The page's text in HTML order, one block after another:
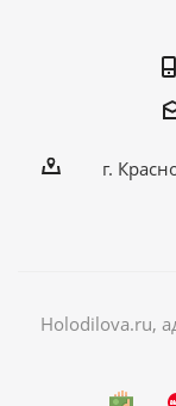
г.
Holodilova.ru,